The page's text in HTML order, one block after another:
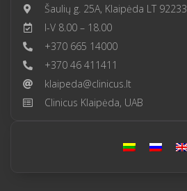
Šaulių g. 25A, Klaipėda LT 92233
I-V 8.00 – 18.00
+370 665 14000
+370 46 411411
klaipeda@clinicus.lt
Clinicus Klaipėda, UAB